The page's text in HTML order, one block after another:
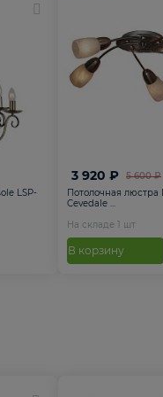
LSP-
5 600 ₽
3 920 ₽
Потолочная люстра
Cevedale ...
На складе 1 шт
В корзину